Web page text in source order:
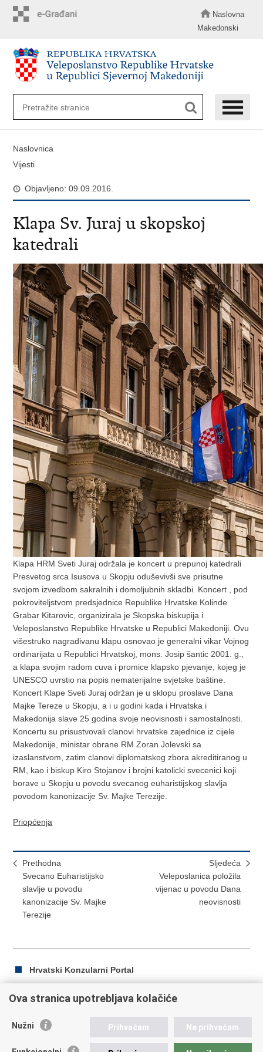
Naslovna
Makedonski
Naslovnica
Vijesti
Objavljeno: 09.09.2016.
Klapa Sv. Juraj u skopskoj
katedrali
Klapa HRM Sveti Juraj održala je koncert u prepunoj katedrali
Presvetog srca Isusova u Skopju oduševivši sve prisutne
svojom izvedbom sakralnih i domoljubnih skladbi. Koncert , pod
pokroviteljstvom predsjednice Republike Hrvatske Kolinde
Grabar Kitarovic, organizirala je Skopska biskupija i
Veleposlanstvo Republike Hrvatske u Republici Makedoniji. Ovu
višestruko nagradivanu klapu osnovao je generalni vikar Vojnog
ordinarijata u Republici Hrvatskoj, mons. Josip šantic 2001. g.,
a klapa svojim radom cuva i promice klapsko pjevanje, kojeg je
UNESCO uvrstio na popis nematerijalne svjetske baštine.
Koncert Klape Sveti Juraj održan je u sklopu proslave Dana
Majke Tereze u Skopju, a i u godini kada i Hrvatska i
Makedonija slave 25 godina svoje neovisnosti i samostalnosti.
Koncertu su prisustvovali clanovi hrvatske zajednice iz cijele
Makedonije, ministar obrane RM Zoran Jolevski sa
izaslanstvom, zatim clanovi diplomatskog zbora akreditiranog u
RM, kao i biskup Kiro Stojanov i brojni katolicki svecenici koji
borave u Skopju u povodu svecanog euharistijskog slavlja
povodom kanonizacije Sv. Majke Terezije.
Priopćenja
Prethodna
Svecano Euharistijsko
slavlje u povodu
kanonizacije Sv. Majke
Terezije
Sljedeća
Veleposlanica položila
vijenac u povodu Dana
neovisnosti
Hrvatski Konzularni Portal
Ispiši
Podijeli
Facebooku
Twitteru
Ova stranica upotrebljava kolačiće
Nužni Prihvaćam Ne prihvaćam